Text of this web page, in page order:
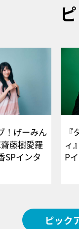
！げーみん
藤樹愛羅
SPインタ
ィ
P
ピック